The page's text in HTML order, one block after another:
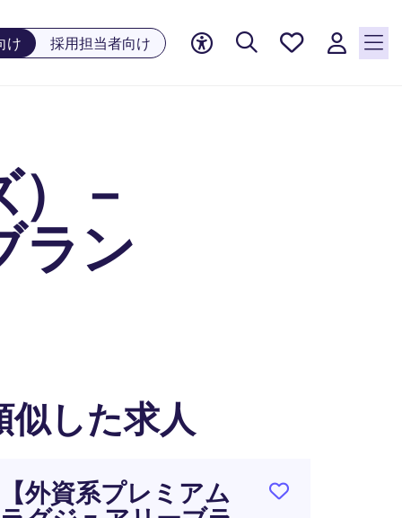
け 採用担当者向け
お気に
－
ラン
似した求人
【外資系プレミアム